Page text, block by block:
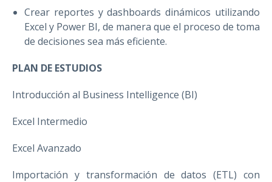
Crear reportes y dashboards dinámicos utilizando
Excel y Power BI, de manera que el proceso de toma
de decisiones sea más eficiente.
PLAN DE ESTUDIOS
Introducción al Business Intelligence (BI)
Excel Intermedio
Excel Avanzado
Importación y transformación de datos (ETL) con